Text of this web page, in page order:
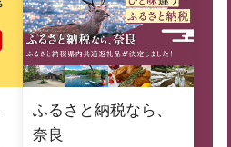
ふるさと納税なら、
奈良